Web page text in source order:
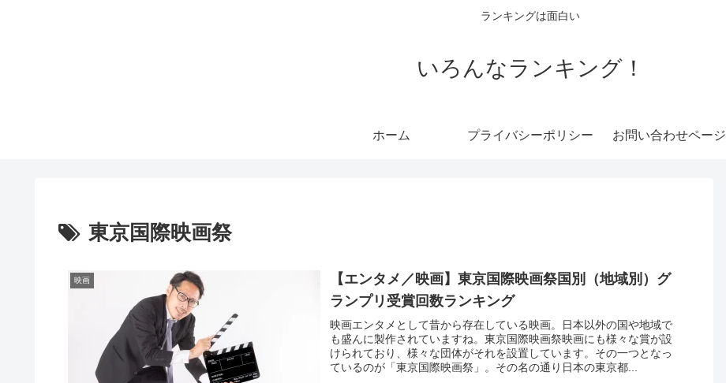
ランキングは面白い
いろんなランキング！
ホーム プライバシーポリシー お問い合わせページ
東京国際映画祭
映画
【エンタメ／映画】東京国際映画祭国別（地域別）グ
ランプリ受賞回数ランキング
映画エンタメとして昔から存在している映画。日本以外の国や地域で
も盛んに製作されていますね。東京国際映画祭映画にも様々な賞が設
けられており、様々な団体がそれを設置しています。その一つとなっ
ているのが「東京国際映画祭」。その名の通り日本の東京都...